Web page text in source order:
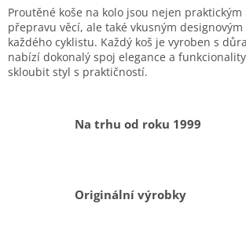
l
á
d
a
v
ý
p
Proutěné koše na kolo jsou nejen
přepravu věcí, ale také vkusným
každého cyklistu. Každý koš je vyroben s
nabízí dokonalý spoj elegance a
skloubit styl s praktičností.
Na trhu od roku 1999
Originální výrobky